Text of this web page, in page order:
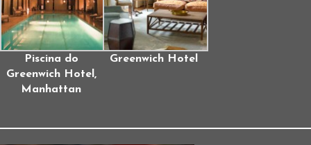
Piscina do
Greenwich Hotel,
Manhattan
Greenwich Hotel